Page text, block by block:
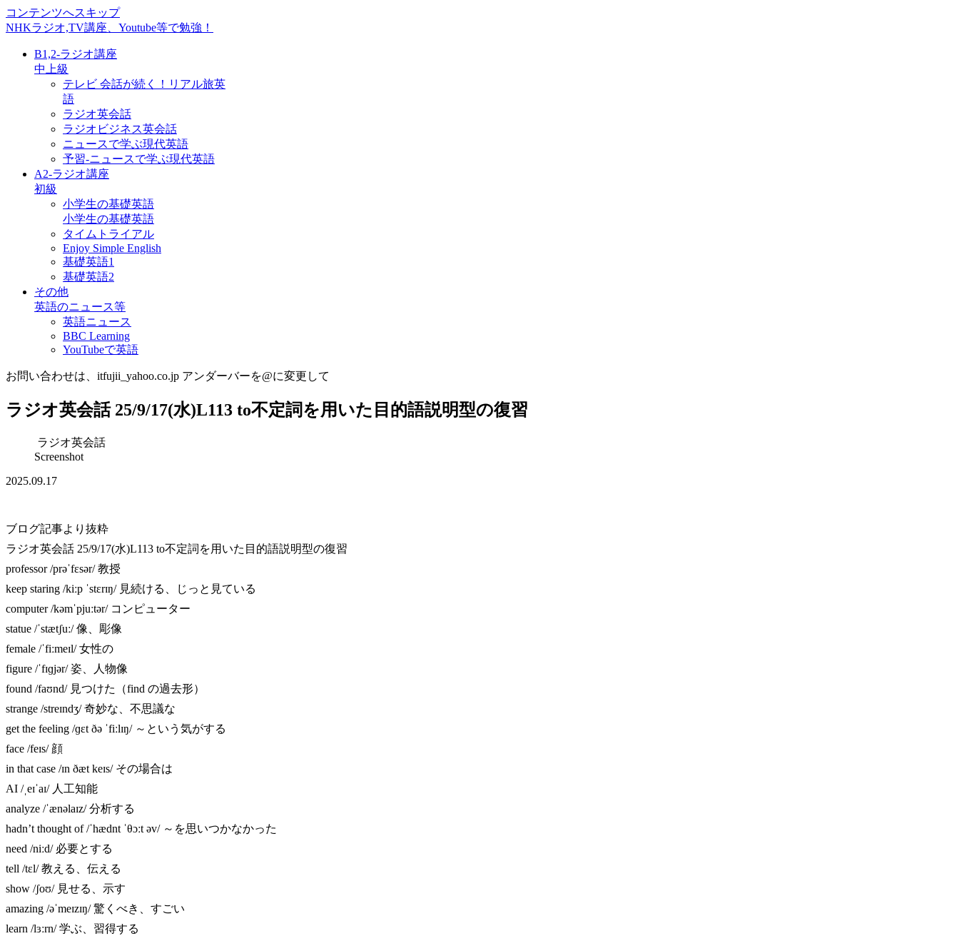
コンテンツへスキップ
NHKラジオ,TV講座、Youtube等で勉強！
B1,2-ラジオ講座
中上級
テレビ 会話が続く！リアル旅英
語
ラジオ英会話
ラジオビジネス英会話
ニュースで学ぶ現代英語
予習-ニュースで学ぶ現代英語
A2-ラジオ講座
初級
小学生の基礎英語
小学生の基礎英語
タイムトライアル
Enjoy Simple English
基礎英語1
基礎英語2
その他
英語のニュース等
英語ニュース
BBC Learning
YouTubeで英語
お問い合わせは、itfujii_yahoo.co.jp アンダーバーを@に変更して
ラジオ英会話 25/9/17(水)L113 to不定詞を用いた目的語説明型の復習
ラジオ英会話
Screenshot
2025.09.17
ブログ記事より抜粋
ラジオ英会話 25/9/17(水)L113 to不定詞を用いた目的語説明型の復習
professor /prəˈfɛsər/ 教授
keep staring /kiːp ˈstɛrɪŋ/ 見続ける、じっと見ている
computer /kəmˈpjuːtər/ コンピューター
statue /ˈstætʃuː/ 像、彫像
female /ˈfiːmeɪl/ 女性の
figure /ˈfɪɡjər/ 姿、人物像
found /faʊnd/ 見つけた（find の過去形）
strange /streɪndʒ/ 奇妙な、不思議な
get the feeling /ɡɛt ðə ˈfiːlɪŋ/ ～という気がする
face /feɪs/ 顔
in that case /ɪn ðæt keɪs/ その場合は
AI /ˌeɪˈaɪ/ 人工知能
analyze /ˈænəlaɪz/ 分析する
hadn’t thought of /ˈhædnt ˈθɔːt əv/ ～を思いつかなかった
need /niːd/ 必要とする
tell /tɛl/ 教える、伝える
show /ʃoʊ/ 見せる、示す
amazing /əˈmeɪzɪŋ/ 驚くべき、すごい
learn /lɜːrn/ 学ぶ、習得する